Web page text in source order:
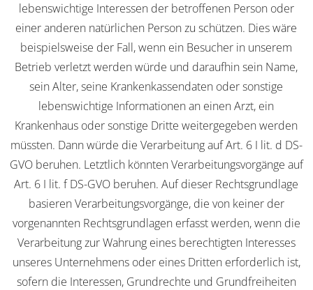
lebenswichtige Interessen der betroffenen Person oder
einer anderen natürlichen Person zu schützen. Dies wäre
beispielsweise der Fall, wenn ein Besucher in unserem
Betrieb verletzt werden würde und daraufhin sein Name,
sein Alter, seine Krankenkassendaten oder sonstige
lebenswichtige Informationen an einen Arzt, ein
Krankenhaus oder sonstige Dritte weitergegeben werden
müssten. Dann würde die Verarbeitung auf Art. 6 I lit. d DS-
GVO beruhen. Letztlich könnten Verarbeitungsvorgänge auf
Art. 6 I lit. f DS-GVO beruhen. Auf dieser Rechtsgrundlage
basieren Verarbeitungsvorgänge, die von keiner der
vorgenannten Rechtsgrundlagen erfasst werden, wenn die
Verarbeitung zur Wahrung eines berechtigten Interesses
unseres Unternehmens oder eines Dritten erforderlich ist,
sofern die Interessen, Grundrechte und Grundfreiheiten